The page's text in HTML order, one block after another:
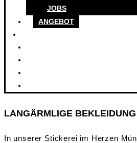
JOBS
ANGEBOT
LANGÄRMLIGE
In unserer Stickerei im Herzen